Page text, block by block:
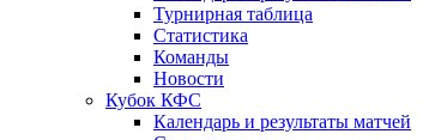
Турнирная таблица
Статистика
Команды
Новости
Кубок КФС
Календарь и результаты матчей